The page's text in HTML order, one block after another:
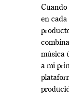
Cuando
en
música
a mi